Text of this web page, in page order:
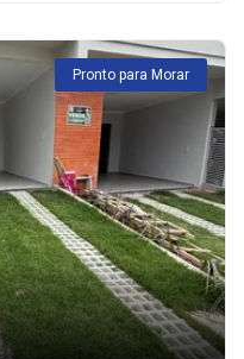
Pronto para Morar